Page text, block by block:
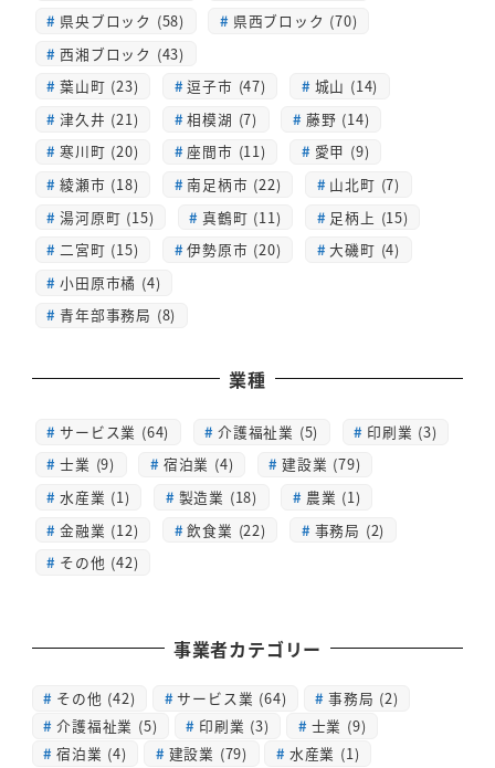
県央ブロック (58)
県西ブロック (70)
西湘ブロック (43)
葉山町 (23)
逗子市 (47)
城山 (14)
津久井 (21)
相模湖 (7)
藤野 (14)
寒川町 (20)
座間市 (11)
愛甲 (9)
綾瀬市 (18)
南足柄市 (22)
山北町 (7)
湯河原町 (15)
真鶴町 (11)
足柄上 (15)
二宮町 (15)
伊勢原市 (20)
大磯町 (4)
小田原市橘 (4)
青年部事務局 (8)
業種
サービス業 (64) 介護福祉業 (5)
印刷業 (3)
士業 (9)
宿泊業 (4)
建設業 (79)
水産業 (1)
製造業 (18)
農業 (1)
金融業 (12)
飲食業 (22)
事務局 (2)
その他 (42)
事業者カテゴリー
その他 (42) サービス業 (64) 事務局 (2)
介護福祉業 (5) 印刷業 (3) 士業 (9)
宿泊業 (4) 建設業 (79) 水産業 (1)